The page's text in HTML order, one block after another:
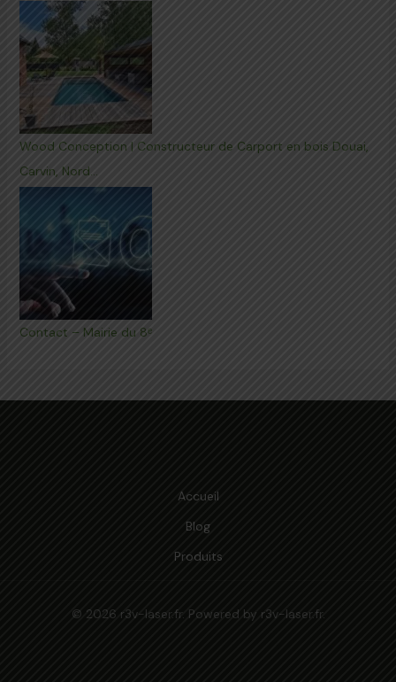
Wood Conception | Constructeur de Carport en bois Douai,
Carvin, Nord…
Contact – Mairie du 8ᵉ
Accueil
Blog
Produits
© 2026 r3v-laser.fr. Powered by r3v-laser.fr.